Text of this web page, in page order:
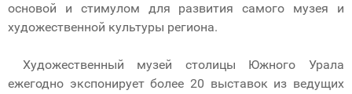
основой и стимулом для развития самого музея и
художественной культуры региона.
Художественный музей столицы Южного Урала
ежегодно экспонирует более 20 выставок из ведущих